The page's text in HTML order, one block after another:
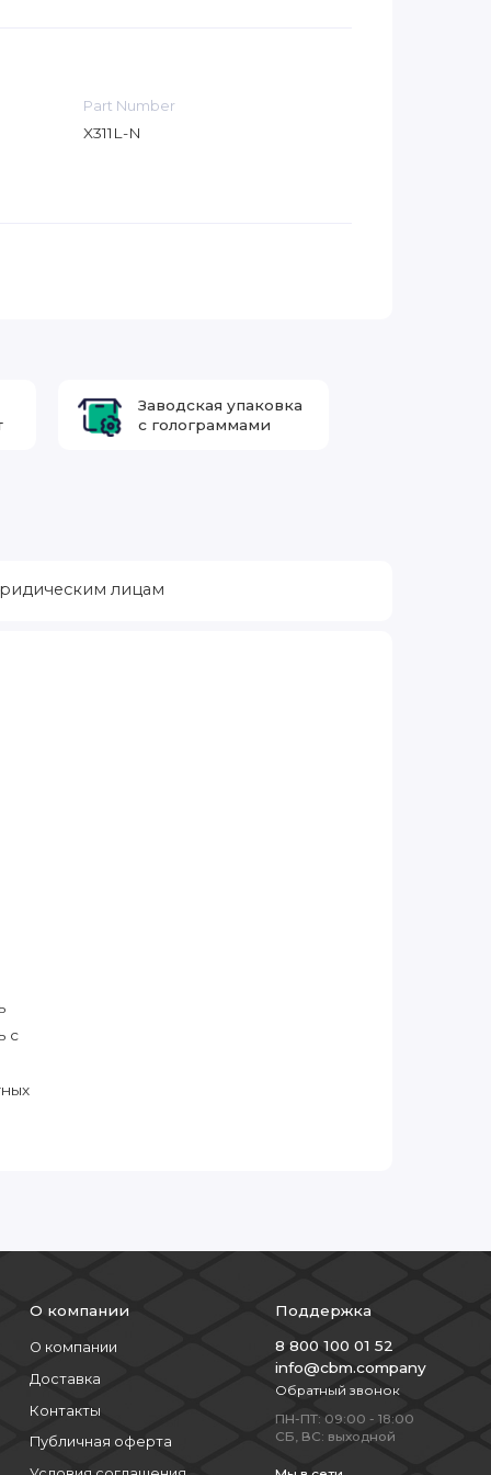
Part Number
X311L-N
Заводская упаковка
с голограммами
лицам
с
О компании
О компании
Доставка
Контакты
Публичная оферта
Поддержка
8 800 100 01 52
info@cbm.company
Обратный звонок
ПН-ПТ: 09:00 - 18:00
СБ, ВС: выходной